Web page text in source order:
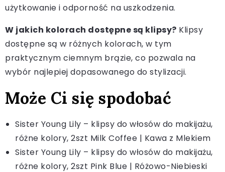
użytkowanie i odporność na uszkodzenia.
W jakich kolorach dostępne są klipsy? Klipsy
dostępne są w różnych kolorach, w tym
praktycznym ciemnym brązie, co pozwala na
wybór najlepiej dopasowanego do stylizacji.
Może Ci się spodobać
Sister Young Lily – klipsy do włosów do makijażu,
różne kolory, 2szt Milk Coffee | Kawa z Mlekiem
Sister Young Lily – klipsy do włosów do makijażu,
różne kolory, 2szt Pink Blue | Różowo-Niebieski